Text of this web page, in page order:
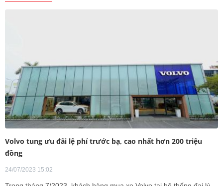
Volvo tung ưu đãi lệ phí trước bạ, cao nhất hơn 200 triệu
đồng
24/07/2023 15:02